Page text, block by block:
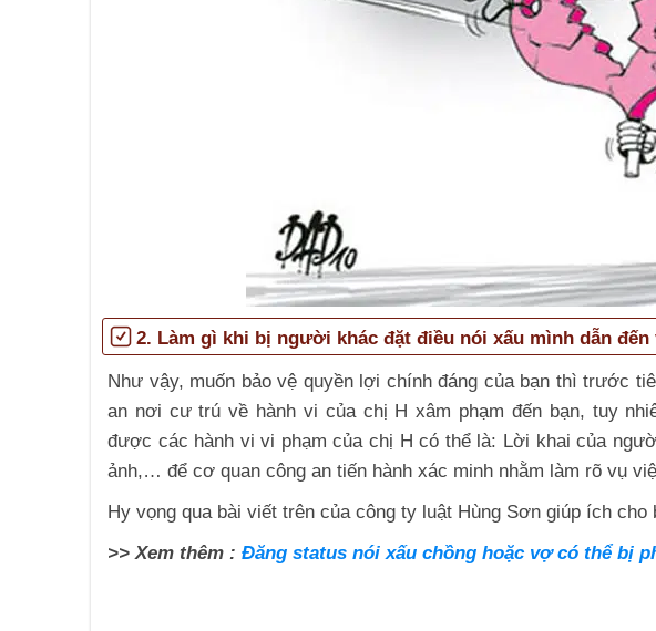
2. Làm gì khi bị người khác đặt điều nói xấu mình dẫn
Như vậy, muốn bảo vệ quyền lợi chính đáng của bạn thì trước
an nơi cư trú về hành vi của chị H xâm phạm đến bạn, tuy
được các hành vi vi phạm của chị H có thể là: Lời khai của
ảnh,… để cơ quan công an tiến hành xác minh nhằm làm rõ vụ
Hy vọng qua bài viết trên của công ty luật Hùng Sơn giúp ích
>> Xem thêm : Đăng status nói xấu chồng hoặc vợ có thể bị